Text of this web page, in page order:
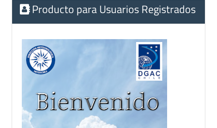
Producto para Usuarios Registrados